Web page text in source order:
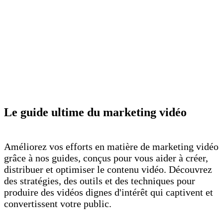
Le guide ultime du marketing vidéo
Améliorez vos efforts en matière de marketing vidéo
grâce à nos guides, conçus pour vous aider à créer,
distribuer et optimiser le contenu vidéo. Découvrez
des stratégies, des outils et des techniques pour
produire des vidéos dignes d'intérêt qui captivent et
convertissent votre public.